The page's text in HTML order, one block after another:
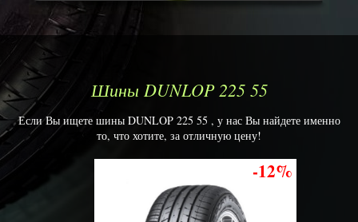
Шины DUNLOP 225 55
Если Вы ищете шины DUNLOP 225 55 , у нас Вы найдете именно
то, что хотите, за отличную цену!
-12%